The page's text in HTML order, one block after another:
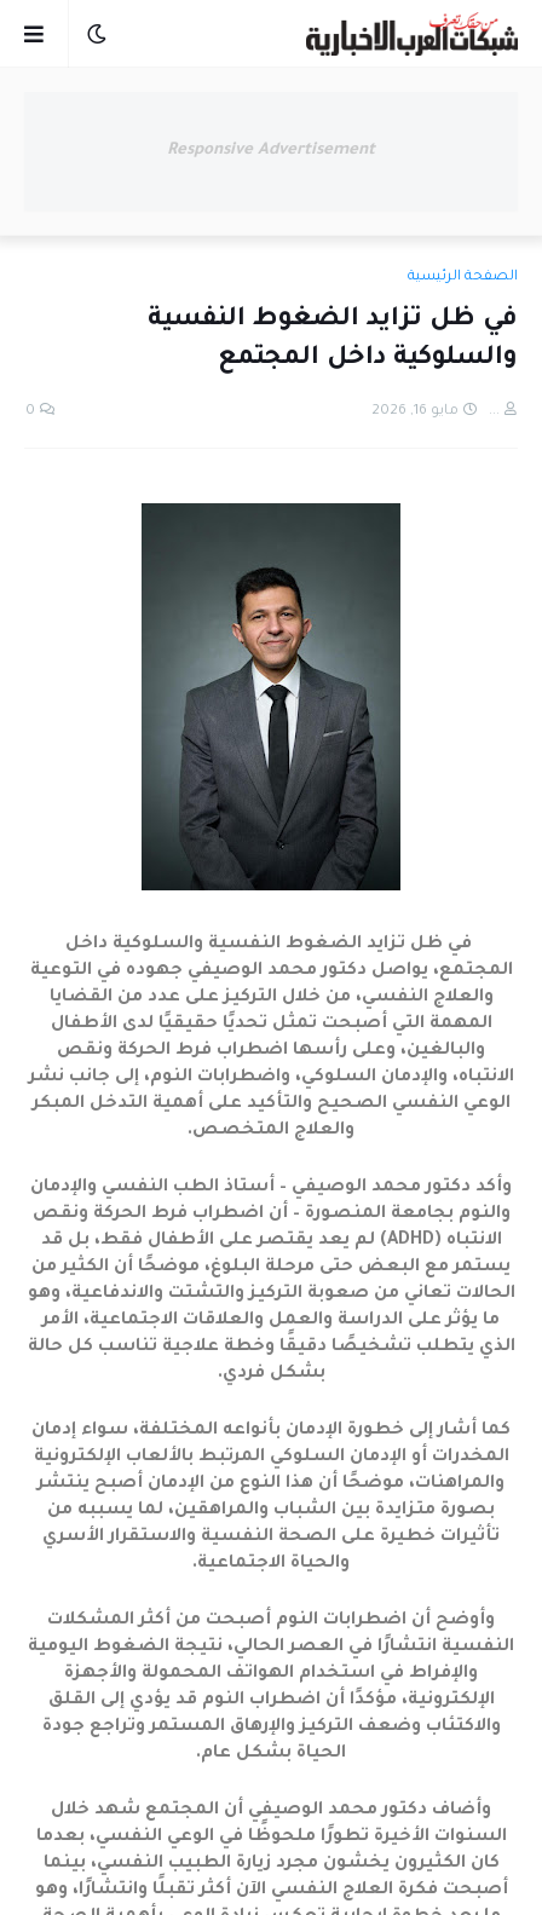
Responsive Advertisement
الصفحة الرئيسية
في ظل تزايد الضغوط النفسية
والسلوكية داخل المجتمع
... مايو 16, 2026 0
في ظل تزايد الضغوط النفسية والسلوكية داخل
المجتمع، يواصل دكتور محمد الوصيفي جهوده في التوعية
والعلاج النفسي، من خلال التركيز على عدد من القضايا
المهمة التي أصبحت تمثل تحديًا حقيقيًا لدى الأطفال
والبالغين، وعلى رأسها اضطراب فرط الحركة ونقص
الانتباه، والإدمان السلوكي، واضطرابات النوم، إلى جانب نشر
الوعي النفسي الصحيح والتأكيد على أهمية التدخل المبكر
والعلاج المتخصص.
وأكد دكتور محمد الوصيفي – أستاذ الطب النفسي والإدمان
والنوم بجامعة المنصورة – أن اضطراب فرط الحركة ونقص
الانتباه (ADHD) لم يعد يقتصر على الأطفال فقط، بل قد
يستمر مع البعض حتى مرحلة البلوغ، موضحًا أن الكثير من
الحالات تعاني من صعوبة التركيز والتشتت والاندفاعية، وهو
ما يؤثر على الدراسة والعمل والعلاقات الاجتماعية، الأمر
الذي يتطلب تشخيصًا دقيقًا وخطة علاجية تناسب كل حالة
بشكل فردي.
كما أشار إلى خطورة الإدمان بأنواعه المختلفة، سواء إدمان
المخدرات أو الإدمان السلوكي المرتبط بالألعاب الإلكترونية
والمراهنات، موضحًا أن هذا النوع من الإدمان أصبح ينتشر
بصورة متزايدة بين الشباب والمراهقين، لما يسببه من
تأثيرات خطيرة على الصحة النفسية والاستقرار الأسري
والحياة الاجتماعية.
وأوضح أن اضطرابات النوم أصبحت من أكثر المشكلات
النفسية انتشارًا في العصر الحالي، نتيجة الضغوط اليومية
والإفراط في استخدام الهواتف المحمولة والأجهزة
الإلكترونية، مؤكدًا أن اضطراب النوم قد يؤدي إلى القلق
والاكتئاب وضعف التركيز والإرهاق المستمر وتراجع جودة
الحياة بشكل عام.
وأضاف دكتور محمد الوصيفي أن المجتمع شهد خلال
السنوات الأخيرة تطورًا ملحوظًا في الوعي النفسي، بعدما
كان الكثيرون يخشون مجرد زيارة الطبيب النفسي، بينما
أصبحت فكرة العلاج النفسي الآن أكثر تقبلًا وانتشارًا، وهو